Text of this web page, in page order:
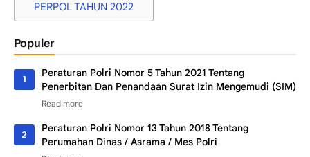
PERPOL TAHUN 2022
Populer
Peraturan Polri Nomor 5 Tahun 2021 Tentang
Penerbitan Dan Penandaan Surat Izin Mengemudi (SIM)
Peraturan Polri Nomor 13 Tahun 2018 Tentang
Perumahan Dinas / Asrama / Mes Polri